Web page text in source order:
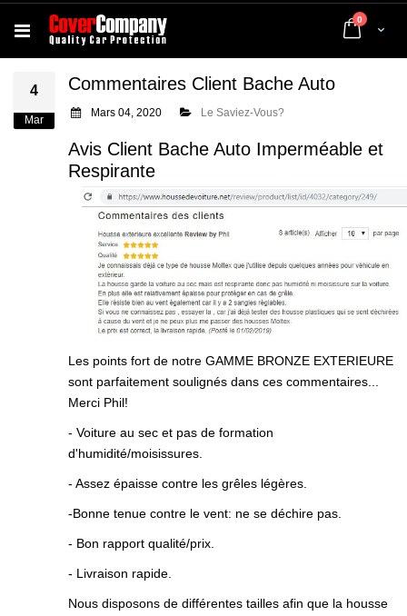
Cart
0 articles
4
Mar
Commentaires Client Bache Auto
Mars 04, 2020 Le Saviez-Vous?
Avis Client Bache Auto Imperméable et
Respirante
Les points fort de notre GAMME BRONZE EXTERIEURE
sont parfaitement soulignés dans ces commentaires...
Merci Phil!
- Voiture au sec et pas de formation
d'humidité/moisissures.
- Assez épaisse contre les grêles légères.
-Bonne tenue contre le vent: ne se déchire pas.
- Bon rapport qualité/prix.
- Livraison rapide.
Nous disposons de différentes tailles afin que la housse